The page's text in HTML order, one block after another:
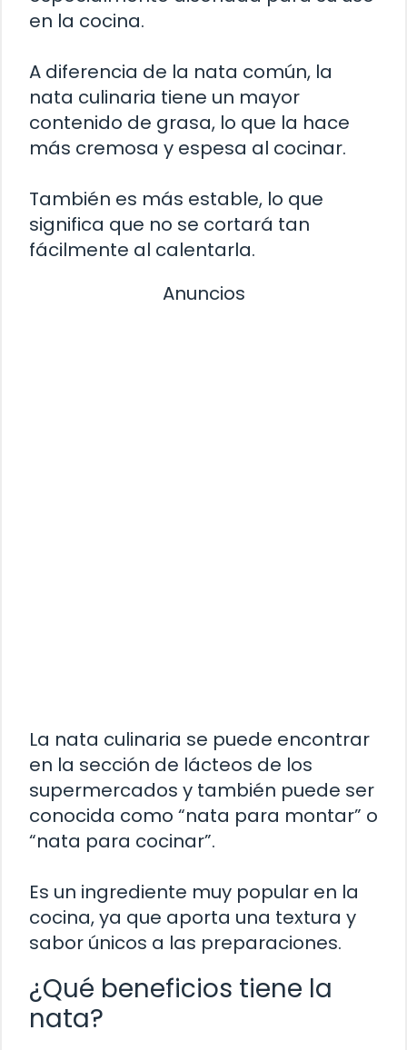
en la cocina.
A diferencia de la nata común, la
nata culinaria tiene un mayor
contenido de grasa, lo que la hace
más cremosa y espesa al cocinar.
También es más estable, lo que
significa que no se cortará tan
fácilmente al calentarla.
Anuncios
La nata culinaria se puede encontrar
en la sección de lácteos de los
supermercados y también puede ser
conocida como “nata para montar” o
“nata para cocinar”.
Es un ingrediente muy popular en la
cocina, ya que aporta una textura y
sabor únicos a las preparaciones.
¿Qué beneficios tiene la
nata?